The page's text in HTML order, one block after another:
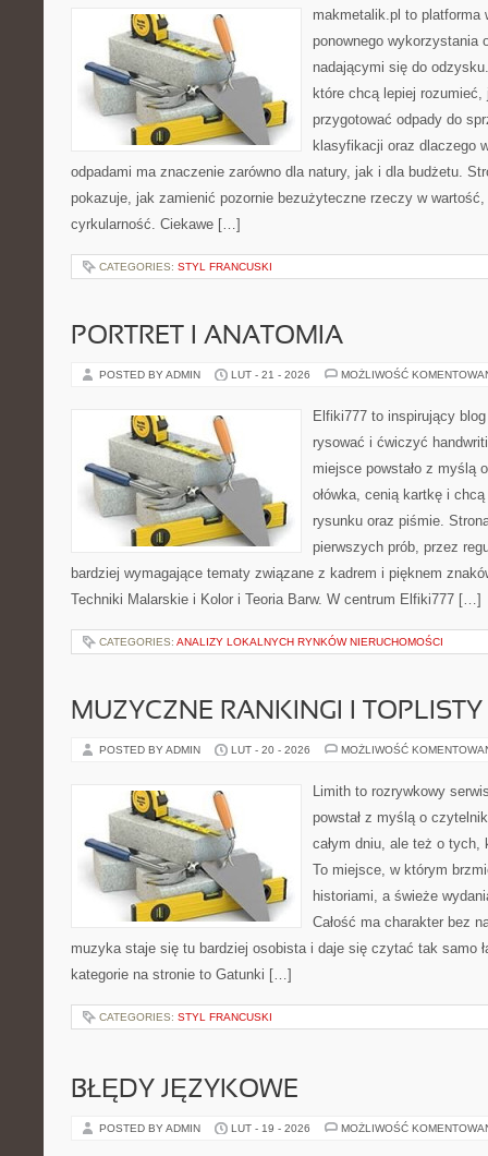
makmetalik.pl to platforma
ponownego wykorzystania
nadającymi się do
które chcą lepiej rozumieć,
przygotować odpady do
klasyfikacji oraz dlaczego
odpadami ma znaczenie zarówno dla natury, jak i dla budżetu.
pokazuje, jak zamienić pozornie bezużyteczne rzeczy w
cyrkularność. Ciekawe […]
CATEGORIES: STYL FRANCUSKI
PORTRET I ANATOMIA
POSTED BY ADMIN LUT - 21 - 2026 MOŻLIWOŚĆ
Elfiki777 to inspirujący
rysować i ćwiczyć
miejsce powstało z myślą
ołówka, cenią kartkę i
rysunku oraz piśmie.
pierwszych prób, przez
bardziej wymagające tematy związane z kadrem i pięknem
Techniki Malarskie i Kolor i Teoria Barw. W centrum Elfiki777 […]
CATEGORIES: ANALIZY LOKALNYCH RYNKÓW NIERUCHOMOŚCI
MUZYCZNE RANKINGI I TOPLISTY
POSTED BY ADMIN LUT - 20 - 2026 MOŻLIWOŚĆ
Limith to rozrywkowy
powstał z myślą o
całym dniu, ale też o
To miejsce, w którym
historiami, a świeże
Całość ma charakter bez
muzyka staje się tu bardziej osobista i daje się czytać tak samo
kategorie na stronie to Gatunki […]
CATEGORIES: STYL FRANCUSKI
BŁĘDY JĘZYKOWE
POSTED BY ADMIN LUT - 19 - 2026 MOŻLIWOŚĆ